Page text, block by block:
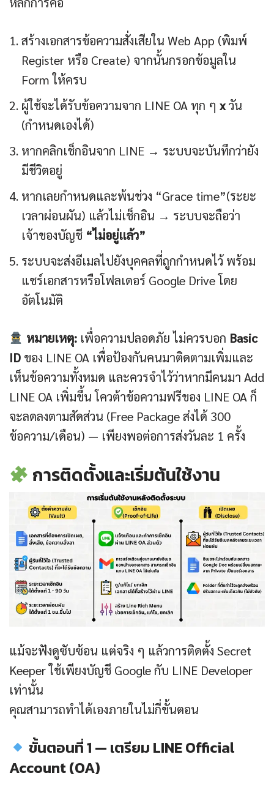
สร้างเอกสารข้อความสั่งเสียใน Web App (พิมพ์
Register หรือ Create) จากนั้นกรอกข้อมูลใน
Form ให้ครบ
ผู้ใช้จะได้รับข้อความจาก LINE OA ทุก ๆ xวัน
(กำหนดเองได้)
หากคลิกเช็กอินจาก LINE → ระบบจะบันทึกว่ายัง
มีชีวิตอยู่
หากเลยกำหนดและพ้นช่วง “Grace time”(ระยะ
เวลาผ่อนผัน) แล้วไม่เช็กอิน → ระบบจะถือว่า
เจ้าของบัญชี “ไม่อยู่แล้ว”
ระบบจะส่งอีเมลไปยังบุคคลที่ถูกกำหนดไว้ พร้อม
แชร์เอกสารหรือโฟลเดอร์ Google Drive โดย
อัตโนมัติ
หมายเหตุ:เพื่อความปลอดภัย ไม่ควรบอก Basic
ID ของ LINE OA เพื่อป้องกันคนมาติดตามเพิ่มและ
เห็นข้อความทั้งหมด และควรจำไว้ว่าหากมีคนมา Add
LINE OA เพิ่มขึ้น โควต้าข้อความฟรีของ LINE OA ก็
จะลดลงตามสัดส่วน (Free Package ส่งได้ 300
ข้อความ/เดือน) — เพียงพอต่อการส่งวันละ 1 ครั้ง
การติดตั้งและเริ่มต้นใช้งาน
แม้จะฟังดูซับซ้อน แต่จริง ๆ แล้วการติดตั้ง Secret
Keeper ใช้เพียงบัญชี Google กับ LINE Developer
เท่านั้น
คุณสามารถทำได้เองภายในไม่กี่ขั้นตอน
ขั้นตอนที่ 1 — เตรียม LINE Official
Account (OA)